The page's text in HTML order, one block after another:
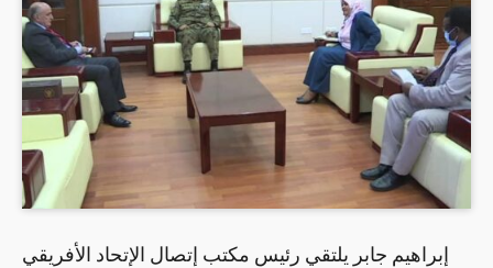
إبراهيم جابر يلتقي رئيس مكتب إتصال الإتحاد الأفريقي